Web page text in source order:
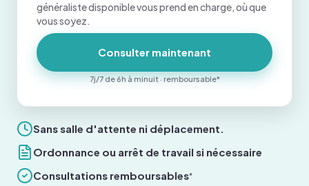
Sans salle d'attente ni déplacement.
Ordonnance ou arrêt de travail si nécessaire
Consultations remboursables*
généraliste disponible vous prend en charge, où que
vous soyez.
Consulter maintenant
7j/7 de 6h à minuit · remboursable*